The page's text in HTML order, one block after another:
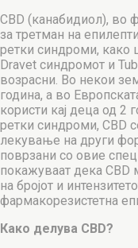
CBD (канабидиол), во
за третман на
ретки синдроми, како
Dravet синдромот и
возрасни. Во некои
година, а во
користи кај деца од 2
ретки синдроми, CBD
лекување на други
поврзани со овие
покажуваат дека
на бројот и
фармакорезистетна
Како делува CBD?